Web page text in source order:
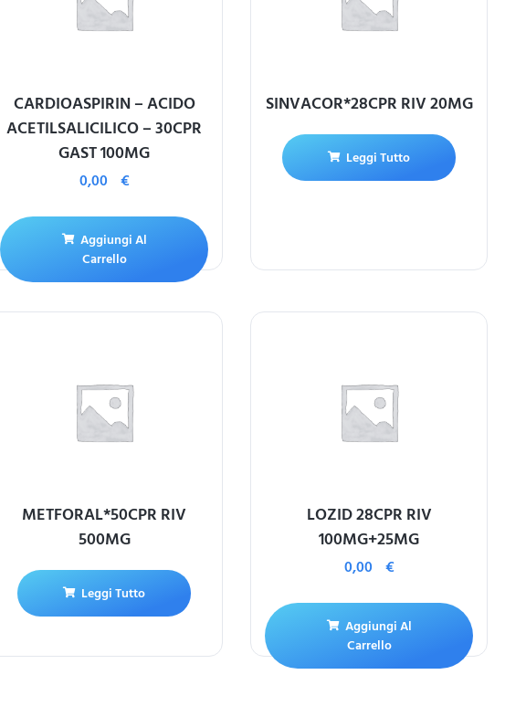
CARDIOASPIRIN – ACIDO
ACETILSALICILICO – 30CPR
GAST 100MG
0,00 €
Aggiungi Al
Carrello
SINVACOR*28CPR RIV 20MG
Leggi Tutto
METFORAL*50CPR RIV
500MG
Leggi Tutto
LOZID 28CPR RIV
100MG+25MG
0,00 €
Aggiungi Al
Carrello